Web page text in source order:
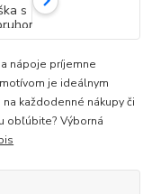
nápoje príjemne
je ideálnym
každodenné nákupy či
obľúbite? Výborná